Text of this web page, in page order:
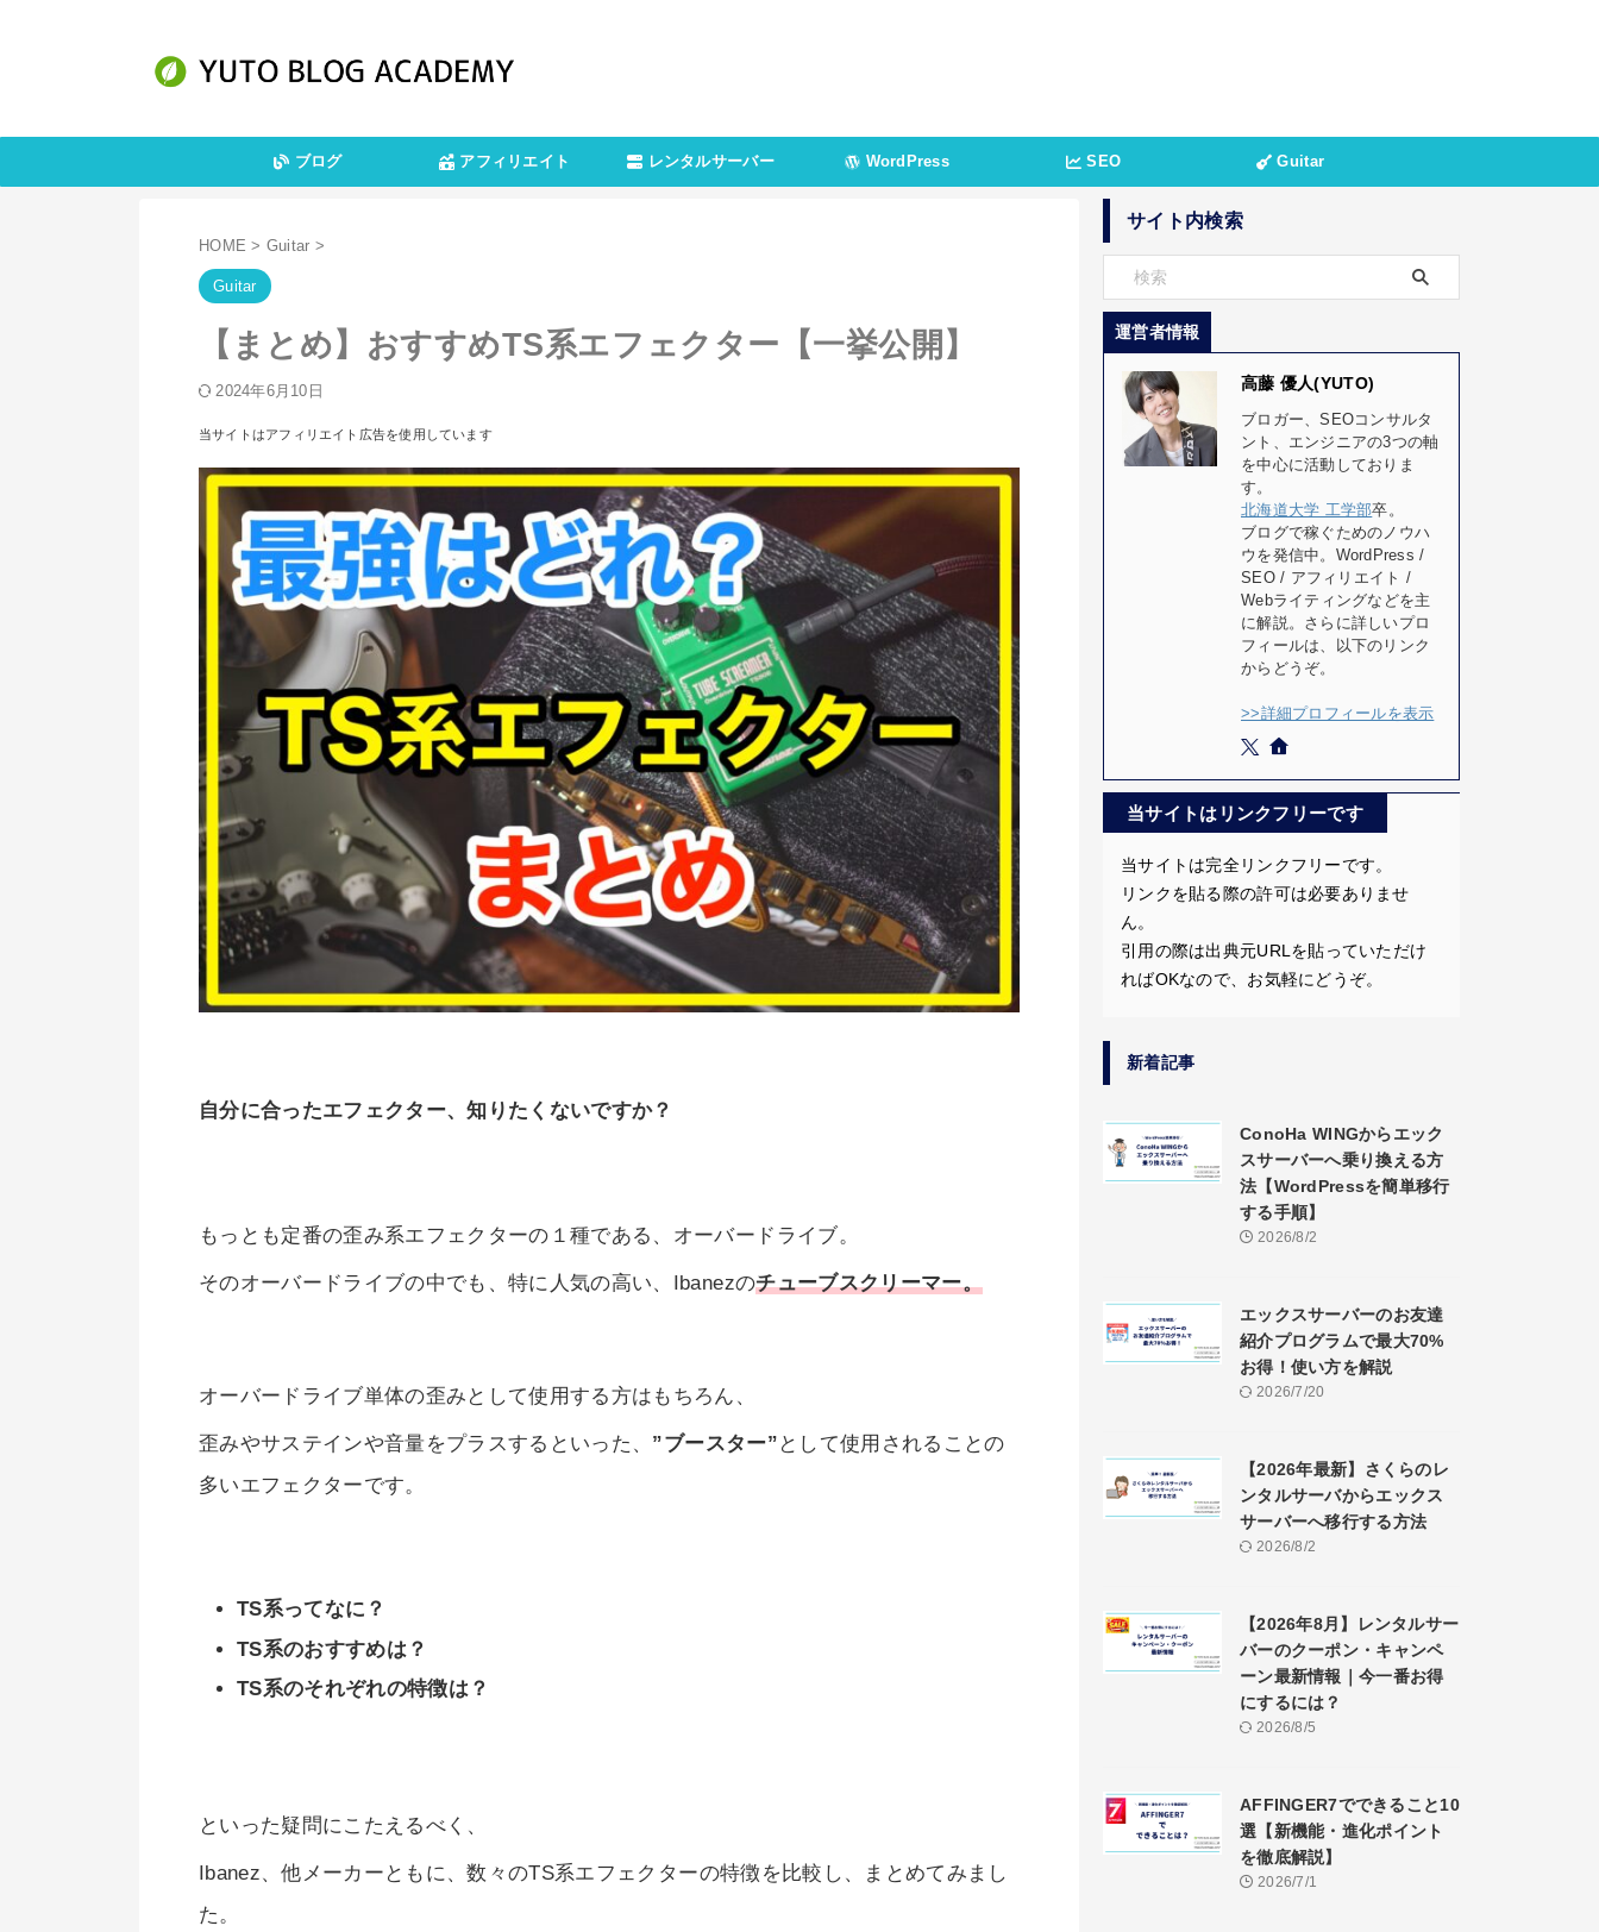
ブログ アフィリエイト レンタルサーバー WordPress SEO Guitar
HOME > Guitar >
Guitar
【まとめ】おすすめTS系エフェクター【一挙公開】
2024年6月10日
当サイトはアフィリエイト広告を使用しています
自分に合ったエフェクター、知りたくないですか？
もっとも定番の歪み系エフェクターの１種である、オーバードライブ。
そのオーバードライブの中でも、特に人気の高い、Ibanezのチューブスクリーマー。
オーバードライブ単体の歪みとして使用する方はもちろん、
歪みやサステインや音量をプラスするといった、 ”ブースター” として使用されることの
多いエフェクターです。
TS系ってなに？
TS系のおすすめは？
TS系のそれぞれの特徴は？
といった疑問にこたえるべく、
Ibanez、他メーカーともに、数々のTS系エフェクターの特徴を比較し、まとめてみまし
た。
サイト内検索
運営者情報
高藤 優人(YUTO)
ブロガー、SEOコンサルタ
ント、エンジニアの3つの軸
を中心に活動しておりま
す。
北海道大学 工学部卒。
ブログで稼ぐためのノウハ
ウを発信中。WordPress /
SEO / アフィリエイト /
Webライティングなどを主
に解説。さらに詳しいプロ
フィールは、以下のリンク
からどうぞ。
>>詳細プロフィールを表示
当サイトはリンクフリーです
当サイトは完全リンクフリーです。
リンクを貼る際の許可は必要ありませ
ん。
引用の際は出典元URLを貼っていただけ
ればOKなので、お気軽にどうぞ。
新着記事
ConoHa WINGからエック
スサーバーへ乗り換える方
法【WordPressを簡単移行
する手順】
2026/8/2
エックスサーバーのお友達
紹介プログラムで最大70%
お得！使い方を解説
2026/7/20
【2026年最新】さくらのレ
ンタルサーバからエックス
サーバーへ移行する方法
2026/8/2
【2026年8月】レンタルサー
バーのクーポン・キャンペ
ーン最新情報｜今一番お得
にするには？
2026/8/5
AFFINGER7でできること10
選【新機能・進化ポイント
を徹底解説】
2026/7/1